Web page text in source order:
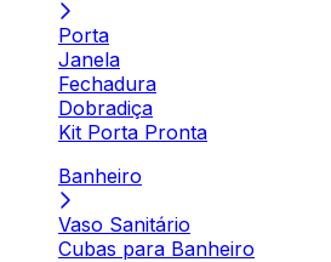
Porta
Janela
Fechadura
Dobradiça
Kit Porta Pronta
Banheiro
Vaso Sanitário
Cubas para Banheiro